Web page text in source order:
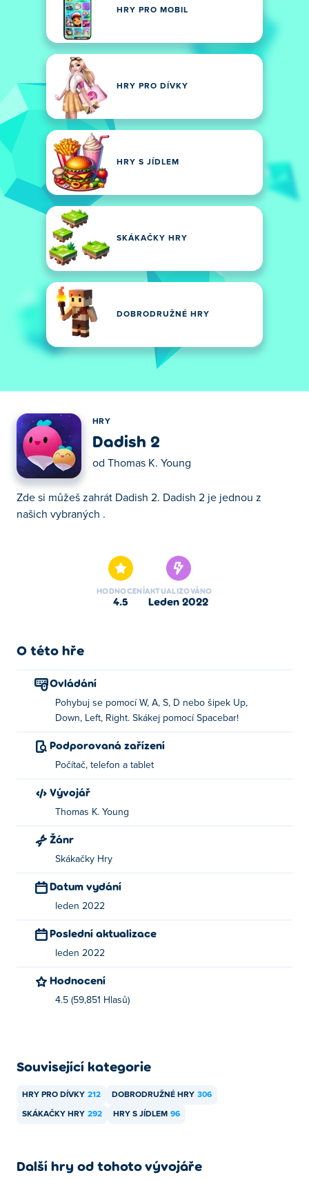
HRY PRO MOBIL
HRY PRO DÍVKY
HRY S JÍDLEM
SKÁKAČKY HRY
DOBRODRUŽNÉ HRY
HRY
Dadish 2
od Thomas K. Young
Zde si můžeš zahrát Dadish 2. Dadish 2 je jednou z
našich vybraných .
HODNOCENÍ
4.5
AKTUALIZOVÁNO
leden 2022
O této hře
Ovládání
Pohybuj se pomocí W, A, S, D nebo šipek Up,
Down, Left, Right. Skákej pomocí Spacebar!
Podporovaná zařízení
Počítač, telefon a tablet
Vývojář
Thomas K. Young
Žánr
Skákačky Hry
Datum vydání
leden 2022
Poslední aktualizace
leden 2022
Hodnocení
4.5 (59,851 Hlasů)
Související kategorie
HRY PRO DÍVKY 212 DOBRODRUŽNÉ HRY 306
SKÁKAČKY HRY 292 HRY S JÍDLEM 96
Další hry od tohoto vývojáře